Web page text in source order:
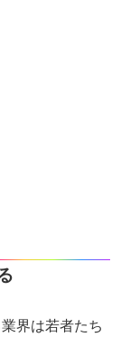
界は若者たち